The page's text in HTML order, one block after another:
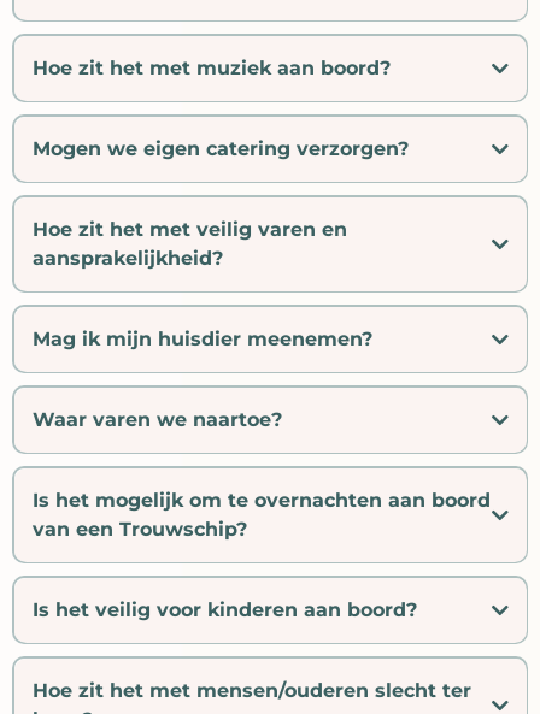
Hoe zit het met muziek aan boord?
Mogen we eigen catering verzorgen?
Hoe zit het met veilig varen en
aansprakelijkheid?
Mag ik mijn huisdier meenemen?
Waar varen we naartoe?
Is het mogelijk om te overnachten aan boord
van een Trouwschip?
Is het veilig voor kinderen aan boord?
Hoe zit het met mensen/ouderen slecht ter